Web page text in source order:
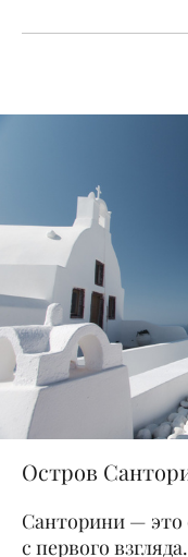
Остров
Санторини — это
с первого